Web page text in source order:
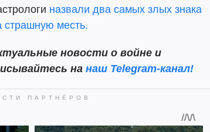
назвали два самых злых знака
страшную месть.
новости о войне и
на наш Telegram-канал!